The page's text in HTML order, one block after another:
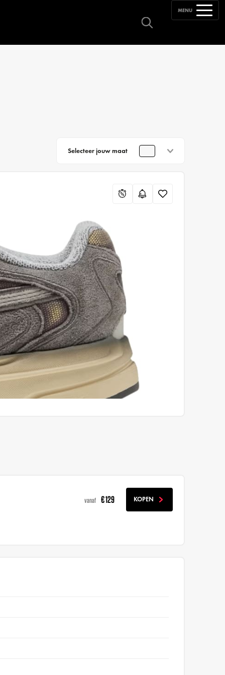
MENU
Selecteer jouw maat
vanaf € 129 KOPEN